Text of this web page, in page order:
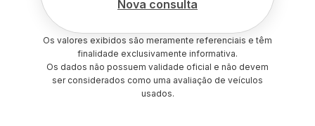
Nova consulta
Os valores exibidos são meramente referenciais e têm
finalidade exclusivamente informativa.
Os dados não possuem validade oficial e não devem
ser considerados como uma avaliação de veículos
usados.